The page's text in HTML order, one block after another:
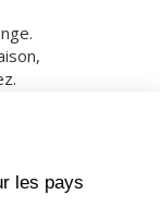
de vos pieds :